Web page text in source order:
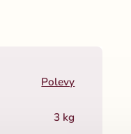
Polevy
3 kg